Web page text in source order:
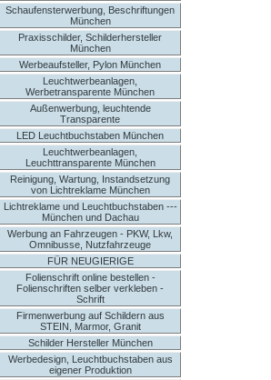
Schaufensterwerbung, Beschriftungen
München
Praxisschilder, Schilderhersteller
München
Werbeaufsteller, Pylon München
Leuchtwerbeanlagen,
Werbetransparente München
Außenwerbung, leuchtende
Transparente
LED Leuchtbuchstaben München
Leuchtwerbeanlagen,
Leuchttransparente München
Reinigung, Wartung, Instandsetzung
von Lichtreklame München
Lichtreklame und Leuchtbuchstaben ---
München und Dachau
Werbung an Fahrzeugen - PKW, Lkw,
Omnibusse, Nutzfahrzeuge
FÜR NEUGIERIGE
Folienschrift online bestellen -
Folienschriften selber verkleben -
Schrift
Firmenwerbung auf Schildern aus
STEIN, Marmor, Granit
Schilder Hersteller München
Werbedesign, Leuchtbuchstaben aus
eigener Produktion